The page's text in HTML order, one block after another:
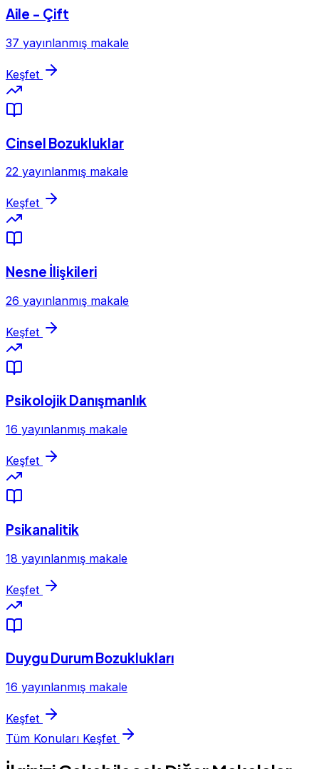
Aile - Çift
37 yayınlanmış makale
Keşfet
Cinsel Bozukluklar
22 yayınlanmış makale
Keşfet
Nesne İlişkileri
26 yayınlanmış makale
Keşfet
Psikolojik Danışmanlık
16 yayınlanmış makale
Keşfet
Psikanalitik
18 yayınlanmış makale
Keşfet
Duygu Durum Bozuklukları
16 yayınlanmış makale
Keşfet
Tüm Konuları Keşfet